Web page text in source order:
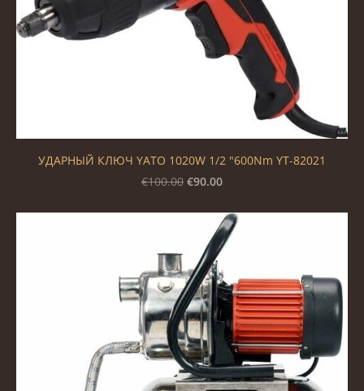
УДАРНЫЙ КЛЮЧ YATO 1020W 1/2 "600Nm YT-82021
€100.00 €90.00